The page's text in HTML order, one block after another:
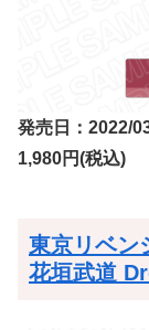
発売日：2022/
1,980円(税込)
東京リベン
花垣武道